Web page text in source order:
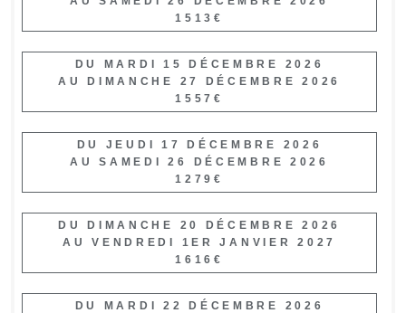
1513€
DU MARDI 15 DÉCEMBRE 2026
AU DIMANCHE 27 DÉCEMBRE 2026
1557€
DU JEUDI 17 DÉCEMBRE 2026
AU SAMEDI 26 DÉCEMBRE 2026
1279€
DU DIMANCHE 20 DÉCEMBRE 2026
AU VENDREDI 1ER JANVIER 2027
1616€
DU MARDI 22 DÉCEMBRE 2026